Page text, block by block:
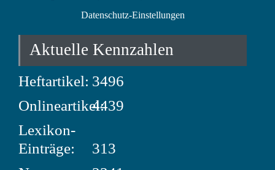
Datenschutz-Einstellungen
Aktuelle Kennzahlen
Heftartikel: 3496
Onlineartikel:4439
Lexikon-
Einträge:
313